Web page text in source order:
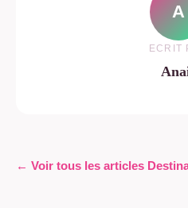
A
ECRIT
← Voir tous les articles